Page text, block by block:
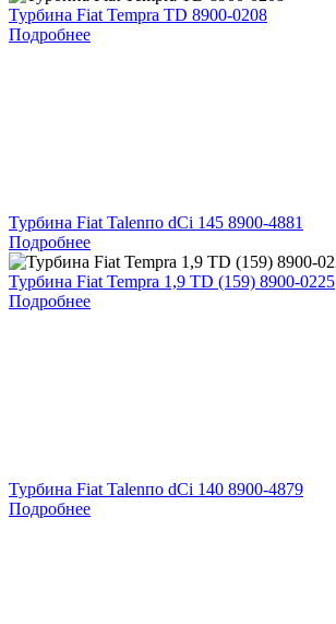
Турбина Fiat Tempra TD 8900-0208
Подробнее
Турбина Fiat Talenпо dCi 145 8900-4881
Подробнее
Турбина Fiat Tempra 1,9 TD (159) 8900-0225
Подробнее
Турбина Fiat Talenпо dCi 140 8900-4879
Подробнее